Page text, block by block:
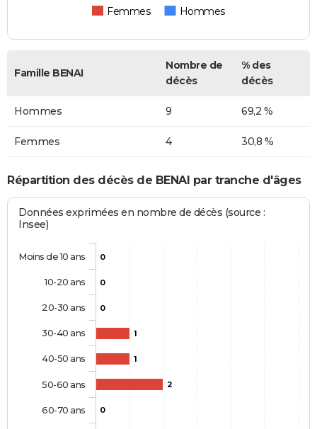
Femmes Hommes
Famille BENAI
Nombre de
décès
% des
décès
Hommes 9 69,2 %
Femmes 4 30,8 %
Répartition des décès de BENAI par tranche d'âges
Données exprimées en nombre de décès (source :
Insee)
0
0
0
1
1
2
0
Moins de 10 ans
10-20 ans
20-30 ans
30-40 ans
40-50 ans
50-60 ans
60-70 ans